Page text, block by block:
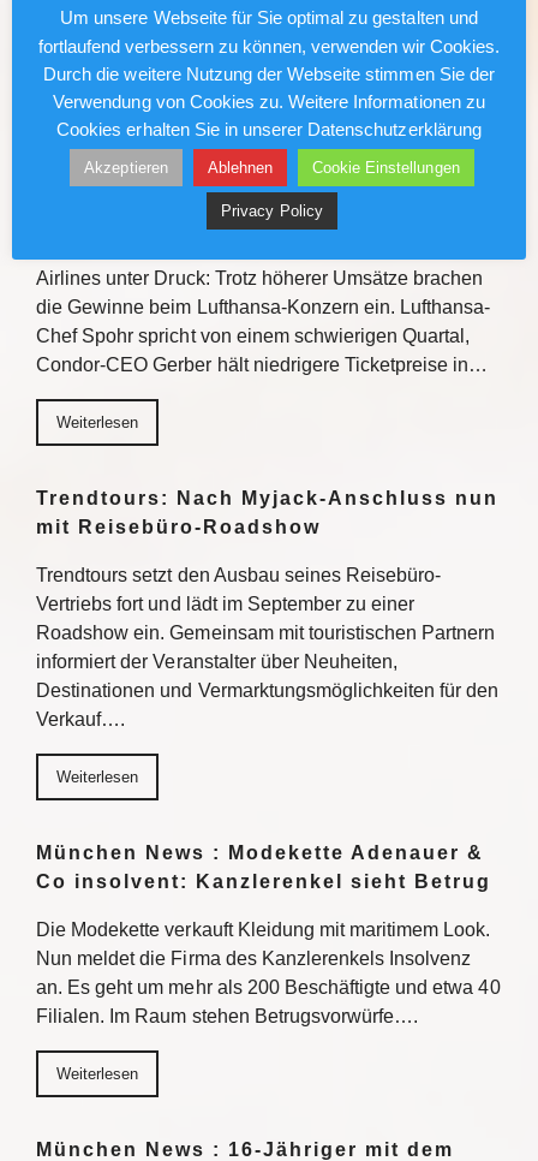
Gewinnchancen bietet die Veranstaltungsreihe
Einblicke zu den Fluss- und…
Weiterlesen
Lufthansa/Condor: Kerosinkosten
drücken den Gewinn
Airlines unter Druck: Trotz höherer Umsätze brachen
die Gewinne beim Lufthansa-Konzern ein. Lufthansa-
Chef Spohr spricht von einem schwierigen Quartal,
Condor-CEO Gerber hält niedrigere Ticketpreise in…
Weiterlesen
Trendtours: Nach Myjack-Anschluss nun
mit Reisebüro-Roadshow
Trendtours setzt den Ausbau seines Reisebüro-
Vertriebs fort und lädt im September zu einer
Roadshow ein. Gemeinsam mit touristischen Partnern
informiert der Veranstalter über Neuheiten,
Destinationen und Vermarktungsmöglichkeiten für den
Verkauf….
Weiterlesen
München News : Modekette Adenauer &
Co insolvent: Kanzlerenkel sieht Betrug
Die Modekette verkauft Kleidung mit maritimem Look.
Nun meldet die Firma des Kanzlerenkels Insolvenz
an. Es geht um mehr als 200 Beschäftigte und etwa 40
Filialen. Im Raum stehen Betrugsvorwürfe….
Weiterlesen
München News : 16-Jähriger mit dem
Um unsere Webseite für Sie optimal zu gestalten und
fortlaufend verbessern zu können, verwenden wir Cookies.
Durch die weitere Nutzung der Webseite stimmen Sie der
Verwendung von Cookies zu. Weitere Informationen zu
Cookies erhalten Sie in unserer Datenschutzerklärung
Akzeptieren Ablehnen Cookie Einstellungen
Privacy Policy